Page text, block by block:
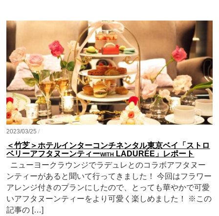
2023/03/25/
＜竹芝＞ホテルインターコンチネンタル東京ベイ「ストロ
ベリーアフタヌーンティーwith LADURÉE」レポート
ニューヨークラウンジでラデュレとのコラボアフタヌー
ンティーがあると聞いて行ってきました！ 今回はフラワー
アレンジ付きのプランにしたので、とっても華やかで可愛
いアフタヌーンティーをより可愛く楽しめました！ ※この
記事の […]